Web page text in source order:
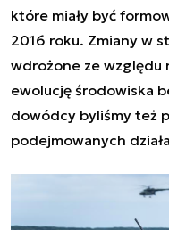
które miały być
2016 roku. Zmiany w
wdrożone ze względu
ewolucję środowiska
dowódcy byliśmy też
podejmowanych